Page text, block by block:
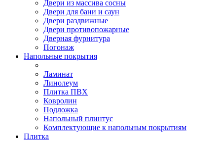
Двери из массива сосны
Двери для бани и саун
Двери раздвижные
Двери противопожарные
Дверная фурнитура
Погонаж
Напольные покрытия
Ламинат
Линолеум
Плитка ПВХ
Ковролин
Подложка
Напольный плинтус
Комплектующие к напольным покрытиям
Плитка